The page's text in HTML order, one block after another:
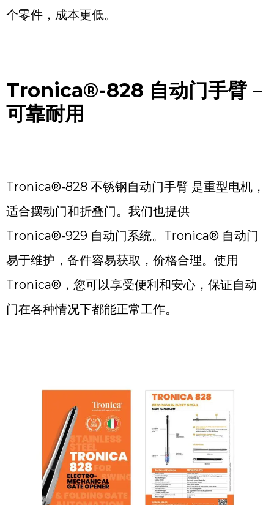
个零件，成本更低。
Tronica®-828 自动门手臂 –
可靠耐用
Tronica®-828 不锈钢自动门手臂 是重型电机，
适合摆动门和折叠门。我们也提供
Tronica®-929 自动门系统。Tronica® 自动门
易于维护，备件容易获取，价格合理。使用
Tronica®，您可以享受便利和安心，保证自动
门在各种情况下都能正常工作。